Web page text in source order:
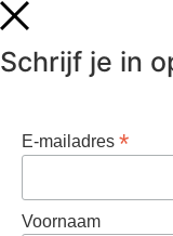
Schrijf je in
E-mailadres *
Voornaam